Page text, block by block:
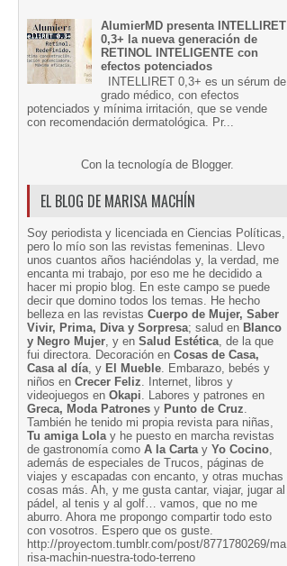
AlumierMD presenta INTELLIRET
0,3+ la nueva generación de
RETINOL INTELIGENTE con
efectos potenciados
INTELLIRET 0,3+ es un sérum de
grado médico, con efectos
potenciados y mínima irritación, que se vende
con recomendación dermatológica. Pr...
Con la tecnología de Blogger.
EL BLOG DE MARISA MACHÍN
Soy periodista y licenciada en Ciencias Políticas,
pero lo mío son las revistas femeninas. Llevo
unos cuantos años haciéndolas y, la verdad, me
encanta mi trabajo, por eso me he decidido a
hacer mi propio blog. En este campo se puede
decir que domino todos los temas. He hecho
belleza en las revistas Cuerpo de Mujer, Saber
Vivir, Prima, Diva y Sorpresa; salud en Blanco
y Negro Mujer, y en Salud Estética, de la que
fui directora. Decoración en Cosas de Casa,
Casa al día, y El Mueble. Embarazo, bebés y
niños en Crecer Feliz. Internet, libros y
videojuegos en Okapi. Labores y patrones en
Greca, Moda Patrones y Punto de Cruz.
También he tenido mi propia revista para niñas,
Tu amiga Lolay he puesto en marcha revistas
de gastronomía como A la Cartay Yo Cocino,
además de especiales de Trucos, páginas de
viajes y escapadas con encanto, y otras muchas
cosas más. Ah, y me gusta cantar, viajar, jugar al
pádel, al tenis y al golf… vamos, que no me
aburro. Ahora me propongo compartir todo esto
con vosotros. Espero que os guste.
http://proyectom.tumblr.com/post/8771780269/ma
risa-machin-nuestra-todo-terreno